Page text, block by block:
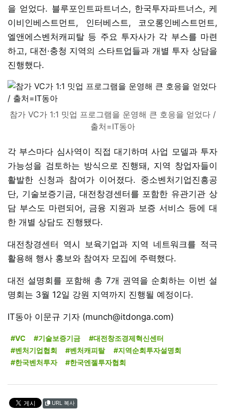
을 얻었다. 블루포인트파트너스, 한국투자파트너스, 케
이비인베스트먼트, 인터베스트, 코오롱인베스트먼트,
엘앤에스벤처캐피탈 등 주요 투자사가 각 부스를 마련
하고, 대전·충청 지역의 스타트업들과 개별 투자 상담을
진행했다.
참가 VC가 1:1 밋업 프로그램을 운영해 큰 호응을 얻었다 /
출처=IT동아
각 부스마다 심사역이 직접 대기하며 사업 모델과 투자
가능성을 검토하는 방식으로 진행돼, 지역 창업자들이
활발한 신청과 참여가 이어졌다. 중소벤처기업진흥공
단, 기술보증기금, 대전창경센터를 포함한 유관기관 상
담 부스도 마련되어, 금융 지원과 보증 서비스 등에 대
한 개별 상담도 진행됐다.
대전창경센터 역시 보육기업과 지역 네트워크를 적극
활용해 행사 홍보와 참여자 모집에 주력했다.
대전 설명회를 포함해 총 7개 권역을 순회하는 이번 설
명회는 3월 12일 강원 지역까지 진행될 예정이다.
IT동아 이문규 기자 (munch@itdonga.com)
#VC #기술보증기금
#대전창조경제혁신센터
#벤처기업협회
#벤처캐피탈
#지역순회투자설명회
#한국벤처투자
#한국엔젤투자협회
URL 복사